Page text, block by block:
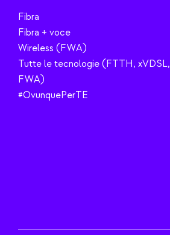
Fibra
Fibra + voce
Wireless (FWA)
Tutte le tecnologie (FTTH, xVDSL,
FWA)
#OvunquePerTE